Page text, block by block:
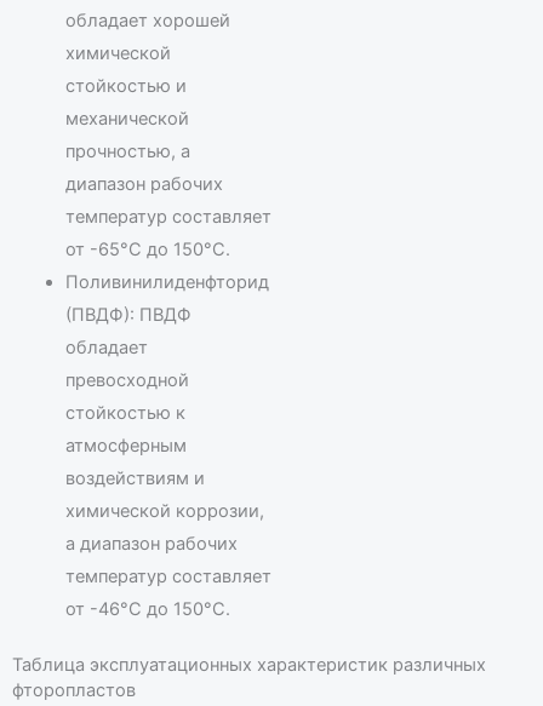
обладает хорошей
химической
стойкостью и
механической
прочностью, а
диапазон рабочих
температур составляет
от -65°C до 150°C.
Поливинилиденфторид
(ПВДФ): ПВДФ
обладает
превосходной
стойкостью к
атмосферным
воздействиям и
химической коррозии,
а диапазон рабочих
температур составляет
от -46°C до 150°C.
Таблица эксплуатационных характеристик различных
фторопластов